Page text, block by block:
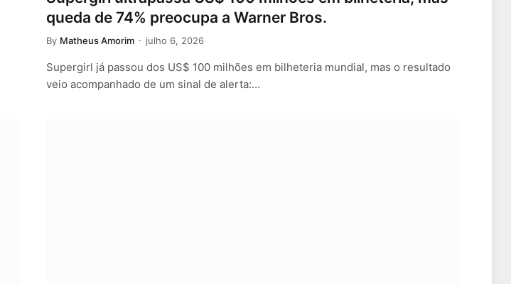
queda de 74% preocupa a Warner Bros.
By Matheus Amorim julho 6, 2026
Supergirl já passou dos US$ 100 milhões em bilheteria mundial, mas o resultado
veio acompanhado de um sinal de alerta:…